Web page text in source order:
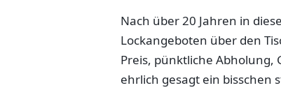
Nach über 20 Jahren in
Lockangeboten über den
Preis, pünktliche Abholung,
ehrlich gesagt ein bisschen